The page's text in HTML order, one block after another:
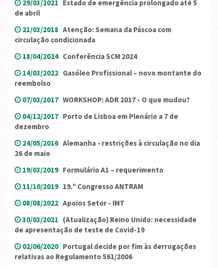
29/03/2021 Estado de emergência prolongado até 5
de abril
21/03/2018 Atenção: Semana da Páscoa com
circulação condicionada
18/04/2024 Conferência SCM 2024
14/03/2022 Gasóleo Profissional – novo montante do
reembolso
07/03/2017 WORKSHOP: ADR 2017 - O que mudou?
04/12/2017 Porto de Lisboa em Plenário a 7 de
dezembro
24/05/2016 Alemanha - restrições à circulação no dia
26 de maio
19/03/2019 Formulário A1 – requerimento
11/10/2019 19.º Congresso ANTRAM
08/08/2022 Apoios Setor - IMT
30/03/2021 (Atualização) Reino Unido: necessidade
de apresentação de teste de Covid-19
02/06/2020 Portugal decide por fim às derrogações
relativas ao Regulamento 561/2006